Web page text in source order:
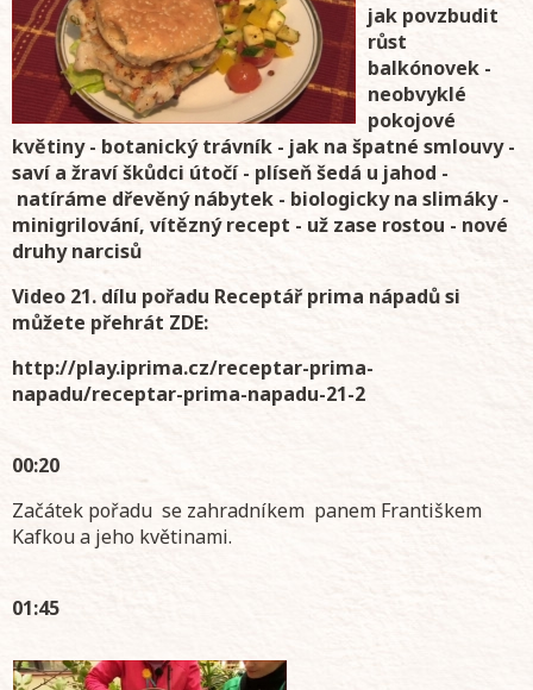
jak povzbudit
růst
balkónovek -
neobvyklé
pokojové
květiny - botanický trávník - jak na špatné smlouvy -
saví a žraví škůdci útočí - plíseň šedá u jahod -
natíráme dřevěný nábytek - biologicky na slimáky -
minigrilování, vítězný recept - už zase rostou - nové
druhy narcisů
Video 21. dílu pořadu Receptář prima nápadů si
můžete přehrát ZDE:
http://play.iprima.cz/receptar-prima-
napadu/receptar-prima-napadu-21-2
00:20
Začátek pořadu se zahradníkem panem Františkem
Kafkou a jeho květinami.
01:45